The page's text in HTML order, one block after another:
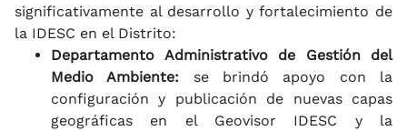
significativamente al desarrollo y fortalecimiento de
la IDESC en el Distrito:
Departamento Administrativo de Gestión del
Medio Ambiente: se brindó apoyo con la
configuración y publicación de nuevas capas
geográficas en el Geovisor IDESC y la